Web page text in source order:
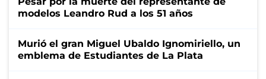
modelos Leandro Rud a los 51 años
Murió el gran Miguel Ubaldo Ignomiriello, un
emblema de Estudiantes de La Plata